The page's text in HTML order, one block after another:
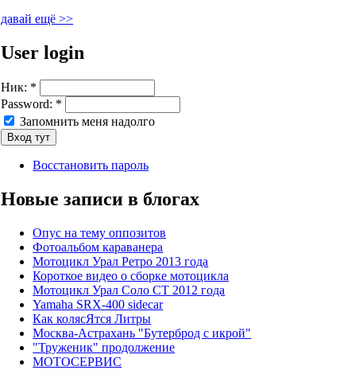
давай ещё >>
User login
Ник: *
Password: *
Запомнить меня надолго
Восстановить пароль
Новые записи в блогах
Опус на тему оппозитов
Фотоальбом караванера
Мотоцикл Урал Ретро 2013 года
Короткое видео о сборке мотоцикла
Мотоцикл Урал Соло СТ 2012 года
Yamaha SRX-400 sidecar
Как колясЯтся Литры
Москва-Астрахань "Бутерброд с икрой"
"Труженик" продолжение
МОТОСЕРВИС